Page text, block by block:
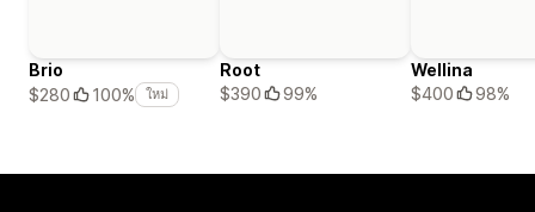
Brio
$280
100% ใหม่
Root
$390
99%
Wellina
$400
98%